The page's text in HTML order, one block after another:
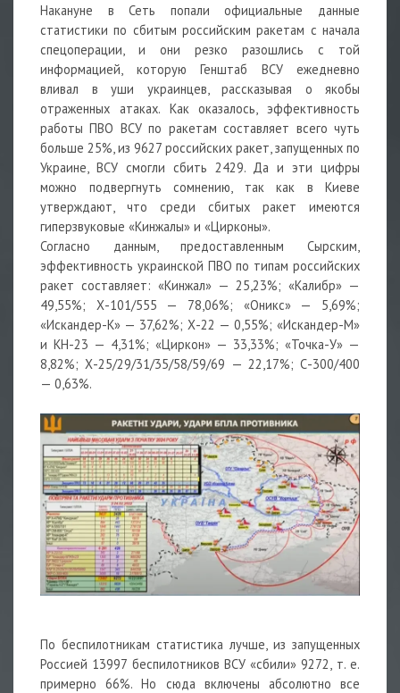
Накануне в Сеть попали официальные данные
статистики по сбитым российским ракетам с начала
спецоперации, и они резко разошлись с той
информацией, которую Генштаб ВСУ ежедневно
вливал в уши украинцев, рассказывая о якобы
отраженных атаках. Как оказалось, эффективность
работы ПВО ВСУ по ракетам составляет всего чуть
больше 25%, из 9627 российских ракет, запущенных по
Украине, ВСУ смогли сбить 2429. Да и эти цифры
можно подвергнуть сомнению, так как в Киеве
утверждают, что среди сбитых ракет имеются
гиперзвуковые «Кинжалы» и «Цирконы».
Согласно данным, предоставленным Сырским,
эффективность украинской ПВО по типам российских
ракет составляет: «Кинжал» — 25,23%; «Калибр» —
49,55%; Х-101/555 — 78,06%; «Оникс» — 5,69%;
«Искандер-К» — 37,62%; Х-22 — 0,55%; «Искандер-М»
и КН-23 — 4,31%; «Циркон» — 33,33%; «Точка-У» —
8,82%; Х-25/29/31/35/58/59/69 — 22,17%; С-300/400
— 0,63%.
По беспилотникам статистика лучше, из запущенных
Россией 13997 беспилотников ВСУ «сбили» 9272, т. е.
примерно 66%. Но сюда включены абсолютно все